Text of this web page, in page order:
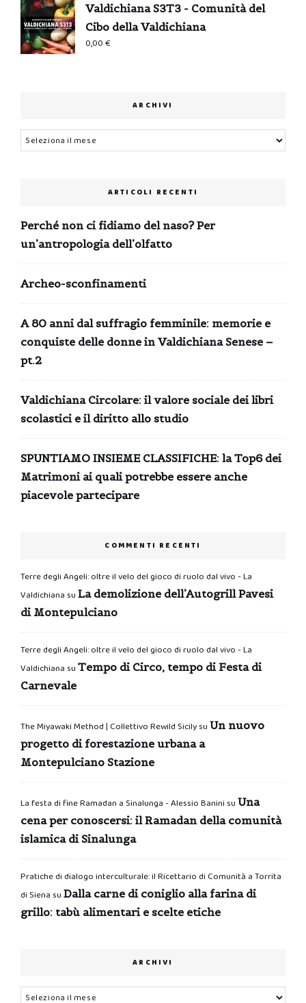
Valdichiana S3T3 - Comunità del
Cibo della Valdichiana
0,00€
ARCHIVI
Archivi
ARTICOLI RECENTI
Perché non ci fidiamo del naso? Per
un’antropologia dell’olfatto
Archeo-sconfinamenti
A 80 anni dal suffragio femminile: memorie e
conquiste delle donne in Valdichiana Senese –
pt.2
Valdichiana Circolare: il valore sociale dei libri
scolastici e il diritto allo studio
SPUNTIAMO INSIEME CLASSIFICHE: la Top6 dei
Matrimoni ai quali potrebbe essere anche
piacevole partecipare
COMMENTI RECENTI
Terre degli Angeli: oltre il velo del gioco di ruolo dal vivo - La
Valdichiana su La demolizione dell’Autogrill Pavesi
di Montepulciano
Terre degli Angeli: oltre il velo del gioco di ruolo dal vivo - La
Valdichiana su Tempo di Circo, tempo di Festa di
Carnevale
The Miyawaki Method | Collettivo Rewild Sicilysu Un nuovo
progetto di forestazione urbana a
Montepulciano Stazione
La festa di fine Ramadan a Sinalunga - Alessio Banini su Una
cena per conoscersi: il Ramadan della comunità
islamica di Sinalunga
Pratiche di dialogo interculturale: il Ricettario di Comunità a Torrita
di Siena su Dalla carne di coniglio alla farina di
grillo: tabù alimentari e scelte etiche
ARCHIVI
Archivi